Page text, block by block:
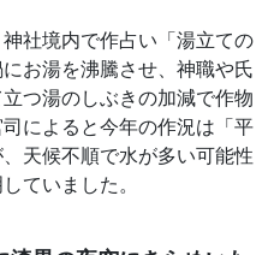
社境内で作占い「湯立ての
お湯を沸騰させ、神職や氏
つ湯のしぶきの加減で作物
によると今年の作況は「平
天候不順で水が多い可能性
ていました。